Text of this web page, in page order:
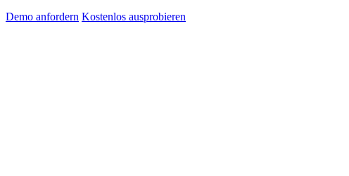
Demo anfordern Kostenlos ausprobieren